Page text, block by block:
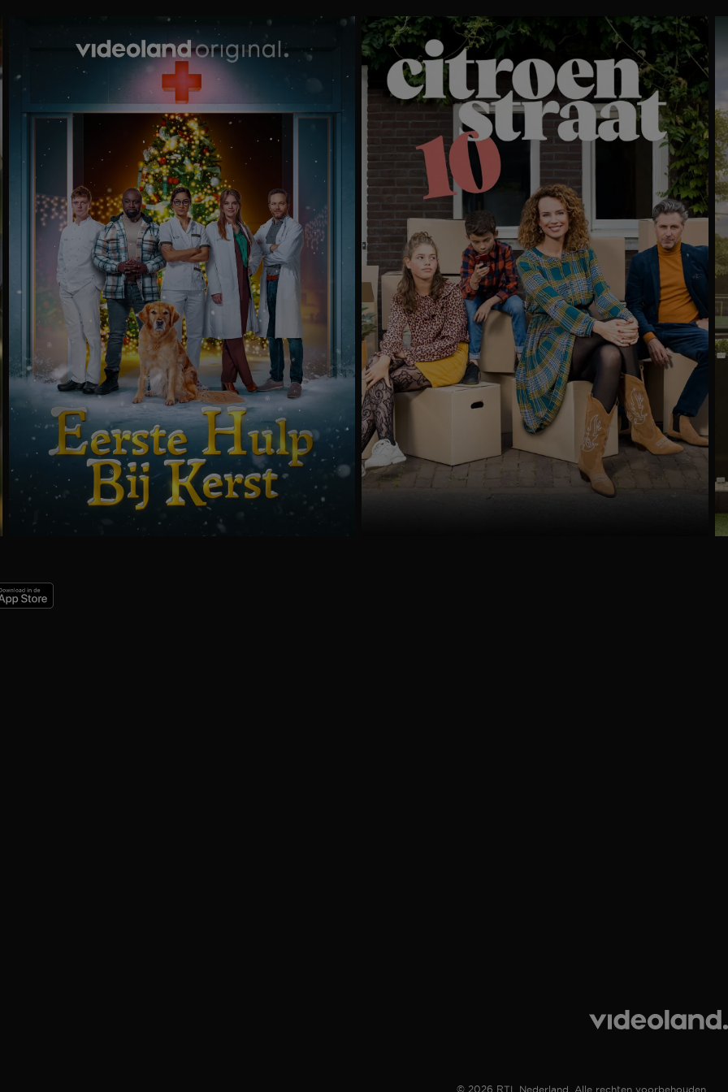
© 2026 RTL Nederland. Alle rechten voorbehouden.